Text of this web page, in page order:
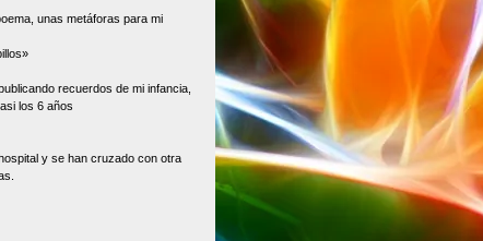
unas metáforas para mi
recuerdos de mi infancia,
los 6 años
y se han cruzado con otra